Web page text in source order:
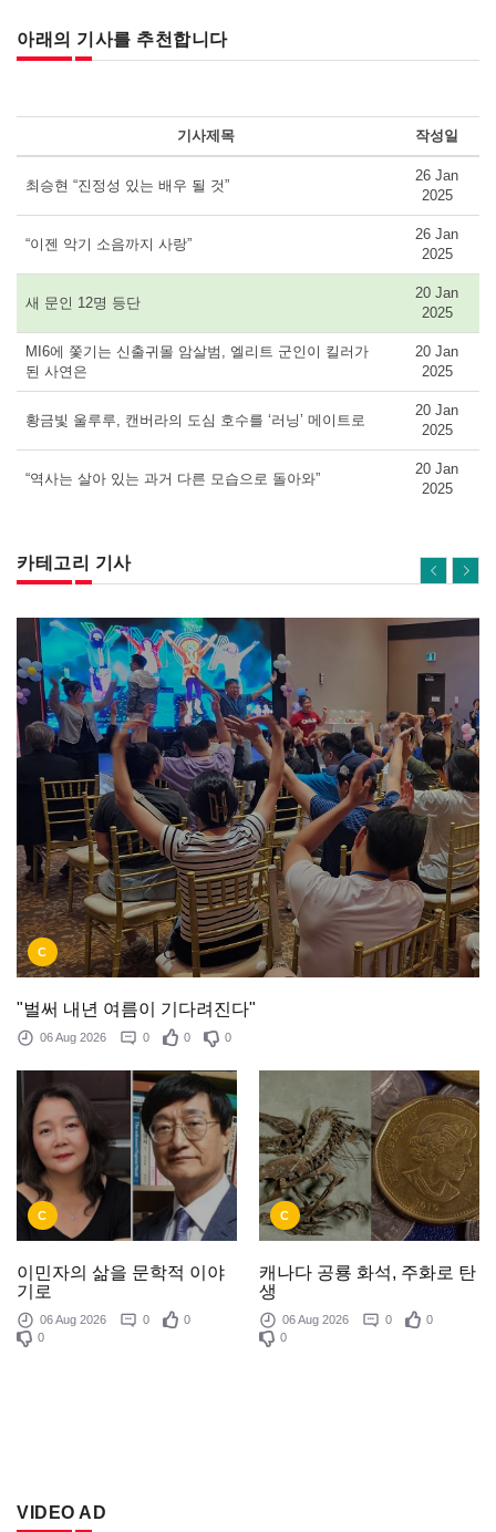
아래의 기사를 추천합니다
기사제목 작성일
최승현 “진정성 있는 배우 될 것”
26 Jan
2025
“이젠 악기 소음까지 사랑”
26 Jan
2025
새 문인 12명 등단
20 Jan
2025
MI6에 쫓기는 신출귀몰 암살범, 엘리트 군인이 킬러가
된 사연은
20 Jan
2025
황금빛 울루루, 캔버라의 도심 호수를 ‘러닝’ 메이트로
20 Jan
2025
“역사는 살아 있는 과거 다른 모습으로 돌아와”
20 Jan
2025
카테고리 기사
C
"벌써 내년 여름이 기다려진다"
06 Aug 2026 0 0 0
C
이민자의 삶을 문학적 이야
기로
06 Aug 2026 0
0
0
C
캐나다 공룡 화석, 주화로 탄
생
06 Aug 2026 0
0
0
VIDEO AD